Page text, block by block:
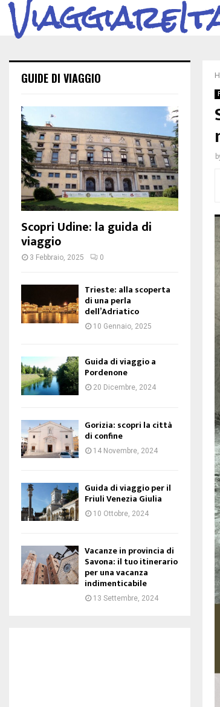
GUIDE DI VIAGGIO
Scopri Udine: la guida di
viaggio
3 Febbraio, 2025 0
Trieste: alla scoperta
di una perla
dell’Adriatico
10 Gennaio, 2025
Guida di viaggio a
Pordenone
20 Dicembre, 2024
Gorizia: scopri la città
di confine
14 Novembre, 2024
Guida di viaggio per il
Friuli Venezia Giulia
10 Ottobre, 2024
Vacanze in provincia di
Savona: il tuo itinerario
per una vacanza
indimenticabile
13 Settembre, 2024